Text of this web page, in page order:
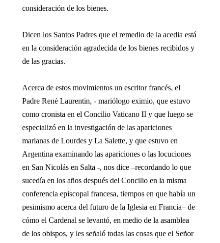
consideración de los bienes.
Dicen los Santos Padres que el remedio de la acedia está
en la consideración agradecida de los bienes recibidos y
de las gracias.
Acerca de estos movimientos un escritor francés, el
Padre René Laurentin, - mariólogo eximio, que estuvo
como cronista en el Concilio Vaticano II y que luego se
especializó en la investigación de las apariciones
marianas de Lourdes y La Salette, y que estuvo en
Argentina examinando las apariciones o las locuciones
en San Nicolás en Salta -, nos dice –recordando lo que
sucedía en los años después del Concilio en la misma
conferencia episcopal francesa, tiempos en que había un
pesimismo acerca del futuro de la Iglesia en Francia– de
cómo el Cardenal se levantó, en medio de la asamblea
de los obispos, y les señaló todas las cosas que el Señor